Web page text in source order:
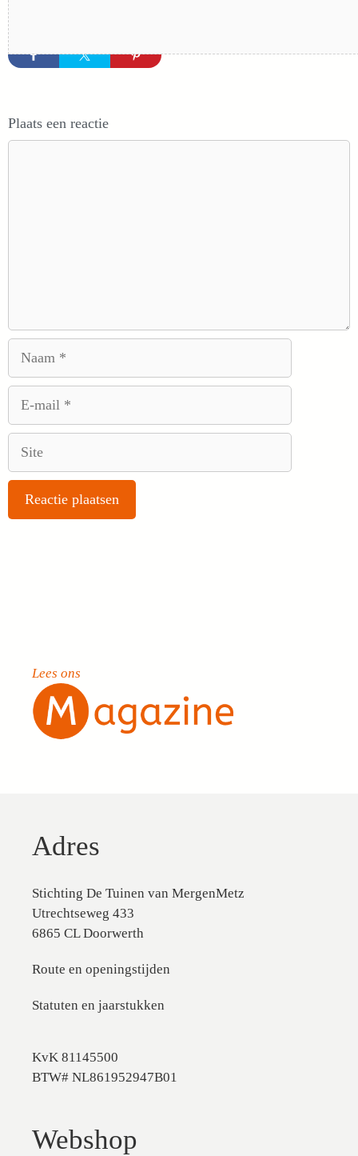
Plaats een reactie
Lees ons
Adres
Stichting De Tuinen van MergenMetz
Utrechtseweg 433
6865 CL Doorwerth
Route en openingstijden
Statuten en jaarstukken
KvK 81145500
BTW# NL861952947B01
Webshop